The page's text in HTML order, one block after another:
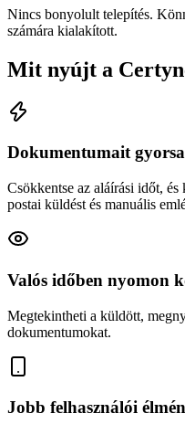
Nincs bonyolult telepítés.
számára kialakított.
Mit nyújt a
Dokumentumait
Csökkentse az aláírási időt, és
postai küldést és manuális
Valós időben nyomon
Megtekintheti a küldött,
dokumentumokat.
Jobb felhasználói